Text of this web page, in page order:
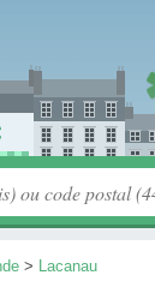
> Lacanau